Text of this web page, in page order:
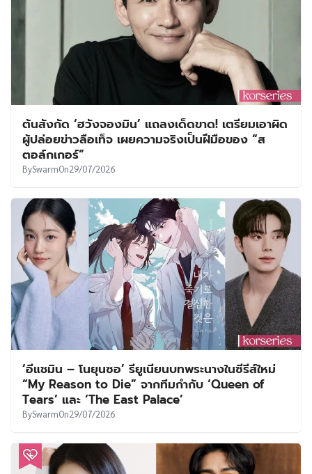
ต้นสังกัด ‘ฮวังจองมิน’ แถลงเด็ดขาด! เตรียมเอาผิด
ผู้ปล่อยข่าวลือเท็จ เผยความจริงเป็นฝีมือของ “ส
ตอล์กเกอร์”
BySwarmOn29/07/2026
‘อีแชมิน – โนยุนซอ’ รียูเนียนบทพระนางในซีรีส์ใหม่
“My Reason to Die” จากทีมกำกับ ‘Queen of
Tears’ และ ‘The East Palace’
BySwarmOn29/07/2026